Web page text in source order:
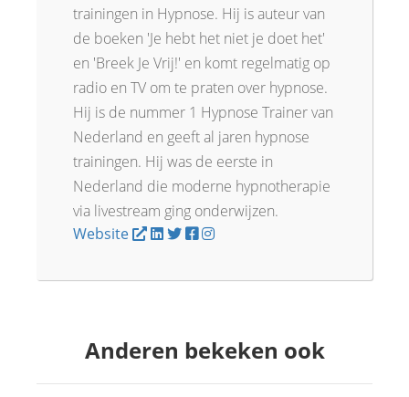
trainingen in Hypnose. Hij is auteur van
de boeken 'Je hebt het niet je doet het'
en 'Breek Je Vrij!' en komt regelmatig op
radio en TV om te praten over hypnose.
Hij is de nummer 1 Hypnose Trainer van
Nederland en geeft al jaren hypnose
trainingen. Hij was de eerste in
Nederland die moderne hypnotherapie
via livestream ging onderwijzen.
Website
Anderen bekeken ook